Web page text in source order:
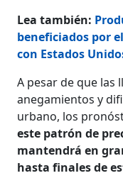
Lea también:
beneficiados por
con Estados
A pesar de que las
anegamientos y
urbano, los
este patrón de
mantendrá en
hasta finales de